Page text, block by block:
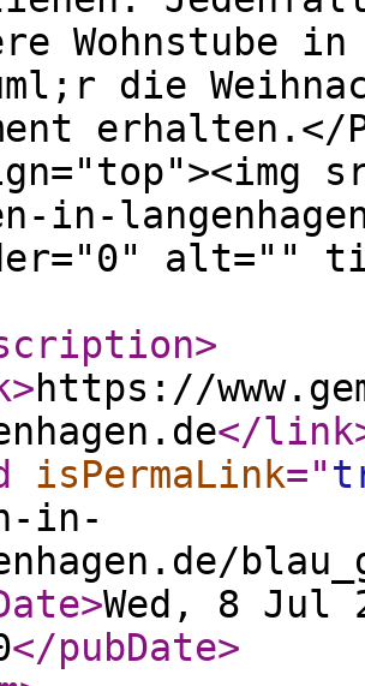
Wohnstube
die
erhalten.</
in-
alt=""
>
>https://
</link
isPermaLink="
in-
>Wed, 8 Jul
</pubDate>